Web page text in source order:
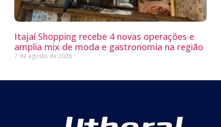
Itajaí Shopping recebe 4 novas operações e
amplia mix de moda e gastronomia na região
7 de agosto de 2026